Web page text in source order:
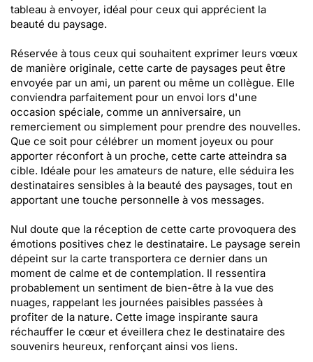
tableau à envoyer, idéal pour ceux qui apprécient la
beauté du paysage.
Réservée à tous ceux qui souhaitent exprimer leurs vœux
de manière originale, cette carte de paysages peut être
envoyée par un ami, un parent ou même un collègue. Elle
conviendra parfaitement pour un envoi lors d'une
occasion spéciale, comme un anniversaire, un
remerciement ou simplement pour prendre des nouvelles.
Que ce soit pour célébrer un moment joyeux ou pour
apporter réconfort à un proche, cette carte atteindra sa
cible. Idéale pour les amateurs de nature, elle séduira les
destinataires sensibles à la beauté des paysages, tout en
apportant une touche personnelle à vos messages.
Nul doute que la réception de cette carte provoquera des
émotions positives chez le destinataire. Le paysage serein
dépeint sur la carte transportera ce dernier dans un
moment de calme et de contemplation. Il ressentira
probablement un sentiment de bien-être à la vue des
nuages, rappelant les journées paisibles passées à
profiter de la nature. Cette image inspirante saura
réchauffer le cœur et éveillera chez le destinataire des
souvenirs heureux, renforçant ainsi vos liens.